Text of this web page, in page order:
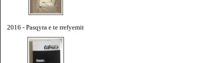
2016 - Pasqyra e te rrefyemit